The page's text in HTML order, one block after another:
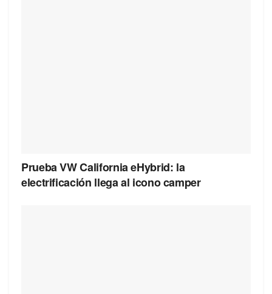
Prueba VW California eHybrid: la
electrificación llega al icono camper